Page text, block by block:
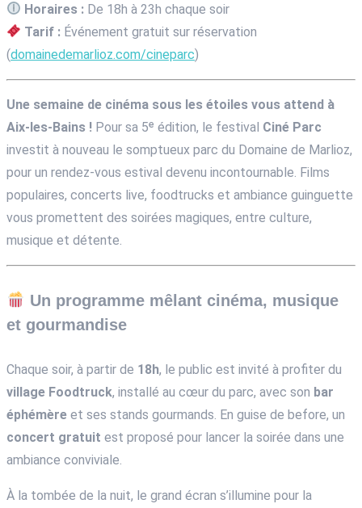
Horaires : De 18h à 23h chaque soir
Tarif : Événement gratuit sur réservation
(domainedemarlioz.com/cineparc)
Une semaine de cinéma sous les étoiles vous attend à
Aix-les-Bains ! Pour sa 5ᵉ édition, le festival Ciné Parc
investit à nouveau le somptueux parc du Domaine de Marlioz,
pour un rendez-vous estival devenu incontournable. Films
populaires, concerts live, foodtrucks et ambiance guinguette
vous promettent des soirées magiques, entre culture,
musique et détente.
Un programme mêlant cinéma, musique
et gourmandise
Chaque soir, à partir de 18h, le public est invité à profiter du
village Foodtruck, installé au cœur du parc, avec son bar
éphémère et ses stands gourmands. En guise de before, un
concert gratuit est proposé pour lancer la soirée dans une
ambiance conviviale.
À la tombée de la nuit, le grand écran s’illumine pour la